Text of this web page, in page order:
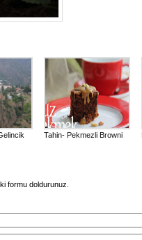
Tahin- Pekmezli Browni
formu doldurunuz.